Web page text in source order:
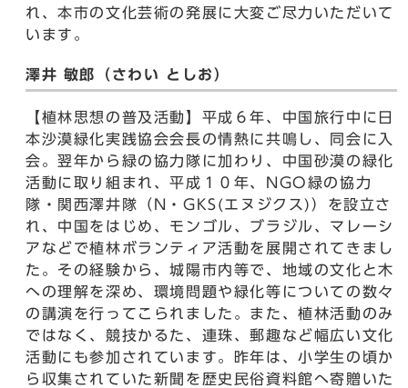
れ、本市の文化芸術の発展に大変ご尽力いただいて
います。
澤井 敏郎（さわい としお）
【植林思想の普及活動】平成６年、中国旅行中に日
本沙漠緑化実践協会会長の情熱に共鳴し、同会に入
会。翌年から緑の協力隊に加わり、中国砂漠の緑化
活動に取り組まれ、平成１０年、NGO緑の協力
隊・関西澤井隊（N・GKS(エヌジクス)）を設立さ
れ、中国をはじめ、モンゴル、ブラジル、マレーシ
アなどで植林ボランティア活動を展開されてきまし
た。その経験から、城陽市内等で、地域の文化と木
への理解を深め、環境問題や緑化等についての数々
の講演を行ってこられました。また、植林活動のみ
ではなく、競技かるた、連珠、郵趣など幅広い文化
活動にも参加されています。昨年は、小学生の頃か
ら収集されていた新聞を歴史民俗資料館へ寄贈いた